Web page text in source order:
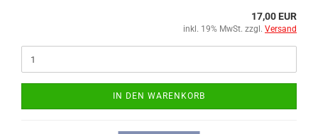
17,00 EUR
inkl. 19% MwSt. zzgl. Versand
IN DEN WARENKORB